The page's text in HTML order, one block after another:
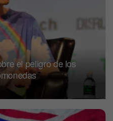
el peligro de los